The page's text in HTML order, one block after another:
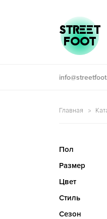
Перейти к
Перейти к
STREET
FOOT
Главная
Пол
Размер
Цвет
Стиль
Сезон